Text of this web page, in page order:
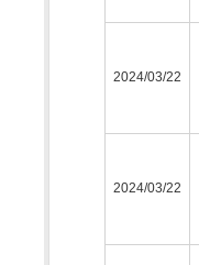
2024/03/22
2024/03/22